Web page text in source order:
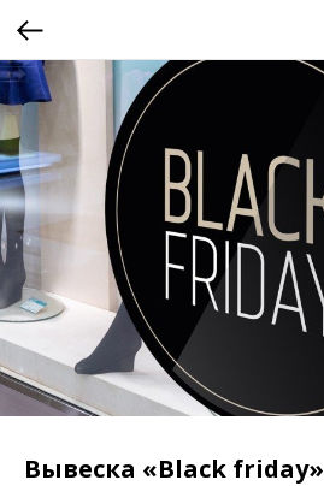
Вывеска «Black friday»